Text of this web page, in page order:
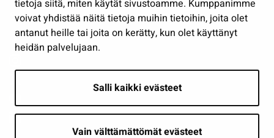
tietoja siitä, miten käytät sivustoamme. Kumppanimme
voivat yhdistää näitä tietoja muihin tietoihin, joita olet
antanut heille tai joita on kerätty, kun olet käyttänyt
heidän palvelujaan.
Salli kaikki evästeet
Vain välttämättömät evästeet
Seuraa meitä